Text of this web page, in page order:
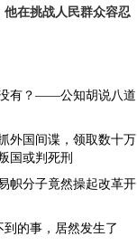
他在挑战人民群众容忍
有？——公知胡说八道
外国间谍，领取数十万
国或判死刑
帜分子竟然操起改革开
的事，居然发生了